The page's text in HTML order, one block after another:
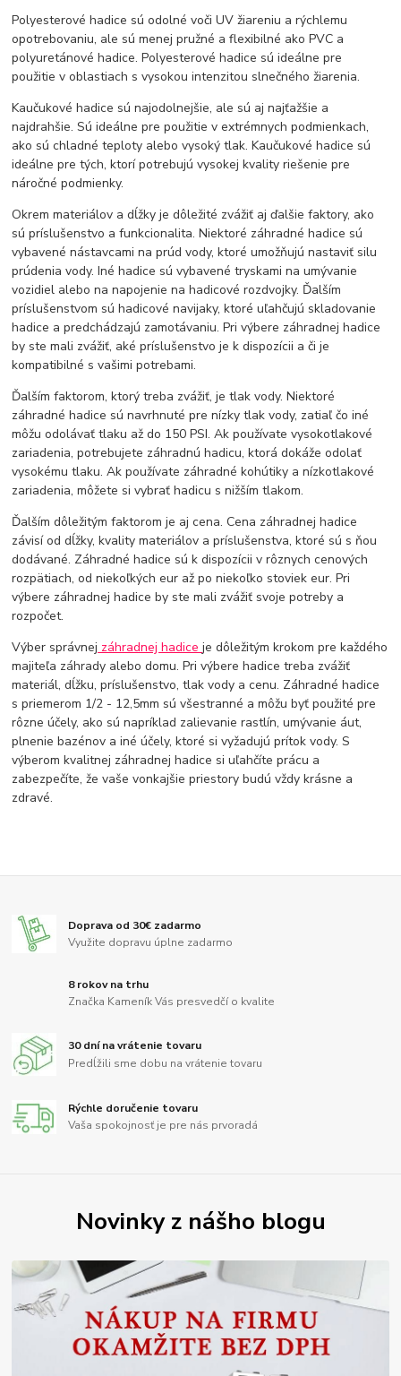
Polyesterové hadice sú odolné voči UV žiareniu a rýchlemu
opotrebovaniu, ale sú menej pružné a flexibilné ako PVC a
polyuretánové hadice. Polyesterové hadice sú ideálne pre
použitie v oblastiach s vysokou intenzitou slnečného žiarenia.
Kaučukové hadice sú najodolnejšie, ale sú aj najťažšie a
najdrahšie. Sú ideálne pre použitie v extrémnych podmienkach,
ako sú chladné teploty alebo vysoký tlak. Kaučukové hadice sú
ideálne pre tých, ktorí potrebujú vysokej kvality riešenie pre
náročné podmienky.
Okrem materiálov a dĺžky je dôležité zvážiť aj ďalšie faktory, ako
sú príslušenstvo a funkcionalita. Niektoré záhradné hadice sú
vybavené nástavcami na prúd vody, ktoré umožňujú nastaviť silu
prúdenia vody. Iné hadice sú vybavené tryskami na umývanie
vozidiel alebo na napojenie na hadicové rozdvojky. Ďalším
príslušenstvom sú hadicové navijaky, ktoré uľahčujú skladovanie
hadice a predchádzajú zamotávaniu. Pri výbere záhradnej hadice
by ste mali zvážiť, aké príslušenstvo je k dispozícii a či je
kompatibilné s vašimi potrebami.
Ďalším faktorom, ktorý treba zvážiť, je tlak vody. Niektoré
záhradné hadice sú navrhnuté pre nízky tlak vody, zatiaľ čo iné
môžu odolávať tlaku až do 150 PSI. Ak používate vysokotlakové
zariadenia, potrebujete záhradnú hadicu, ktorá dokáže odolať
vysokému tlaku. Ak používate záhradné kohútiky a nízkotlakové
zariadenia, môžete si vybrať hadicu s nižším tlakom.
Ďalším dôležitým faktorom je aj cena. Cena záhradnej hadice
závisí od dĺžky, kvality materiálov a príslušenstva, ktoré sú s ňou
dodávané. Záhradné hadice sú k dispozícii v rôznych cenových
rozpätiach, od niekoľkých eur až po niekoľko stoviek eur. Pri
výbere záhradnej hadice by ste mali zvážiť svoje potreby a
rozpočet.
Výber správnej záhradnej hadiceje dôležitým krokom pre každého
majiteľa záhrady alebo domu. Pri výbere hadice treba zvážiť
materiál, dĺžku, príslušenstvo, tlak vody a cenu. Záhradné hadice
s priemerom 1/2 - 12,5mm sú všestranné a môžu byť použité pre
rôzne účely, ako sú napríklad zalievanie rastlín, umývanie áut,
plnenie bazénov a iné účely, ktoré si vyžadujú prítok vody. S
výberom kvalitnej záhradnej hadice si uľahčíte prácu a
zabezpečíte, že vaše vonkajšie priestory budú vždy krásne a
zdravé.
Doprava od 30€ zadarmo
Využite dopravu úplne zadarmo
8 rokov na trhu
Značka Kameník Vás presvedčí o kvalite
30 dní na vrátenie tovaru
Predĺžili sme dobu na vrátenie tovaru
Rýchle doručenie tovaru
Vaša spokojnosť je pre nás prvoradá
Novinky z nášho blogu